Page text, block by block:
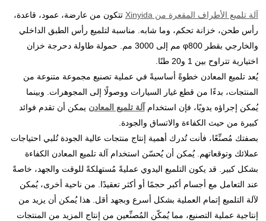
آلة تلميع الأطراف المقعرة من Xinyida
تتكون من عارضة، عمود، قاعدة،
رأس طحن، خزانة تحكم، وما شابه. مناسبة لتلميع رأس الطبق الداخلي
والخارجي بقطر φ800 مم إلى 3000 مم. حمولة طاولة دحرجة خزان
اختيارية تتراوح بين 1 و20 طنًا.
يُعد تلميع المعادن خطوةً أساسيةً في عملية تصنيع مجموعة متنوعة من
المنتجات، بدءًا من قطع غيار السيارات ووصولًا إلى المجوهرات. وبينما
يُمكن إجراؤه يدويًا، فإن استخدام آلة تلميع المعادن يمكن أن تقدم فوائد
كبيرة من حيث الكفاءة والاتساق والجودة.
بصفتك مُصنِّعًا، فأنت تُدرك أهمية إنتاج منتجات عالية الجودة تُلبي احتياجات
عملائك وتوقعاتهم. يُمكن أن يُحسّن استخدام آلة تلميع المعادن الكفاءة
بشكل كبير. قد يكون التلميع اليدوي عمليةً مُستهلكةً للوقت والجهد، خاصةً
عند التعامل مع أجسام أكبر حجمًا أو أكثر تعقيدًا. من ناحية أخرى، يُمكن
لآلة التلميع إتمام العملية بشكل أسرع وبجهد أقل. هذا يُمكن أن يزيد من
إنتاجية عملية التصنيع، مما يُمكّن المُصنِّعين من إنتاج المزيد من المنتجات